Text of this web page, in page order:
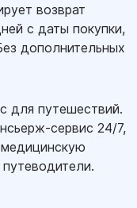
возврат
с даты покупки,
дополнительных
для путешествий.
сервис 24/7,